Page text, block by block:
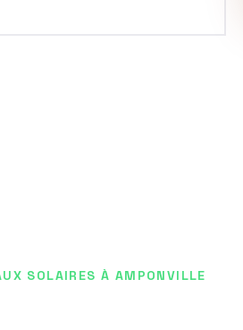
SOLAIRES À AMPONVILLE